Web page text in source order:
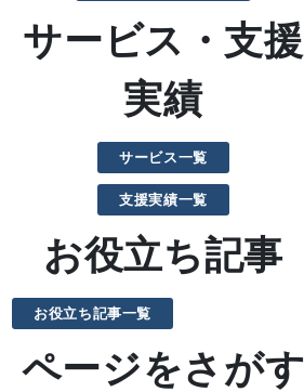
サービス・支援
実績
サービス一覧
支援実績一覧
お役立ち記事
お役立ち記事一覧
ページをさがす